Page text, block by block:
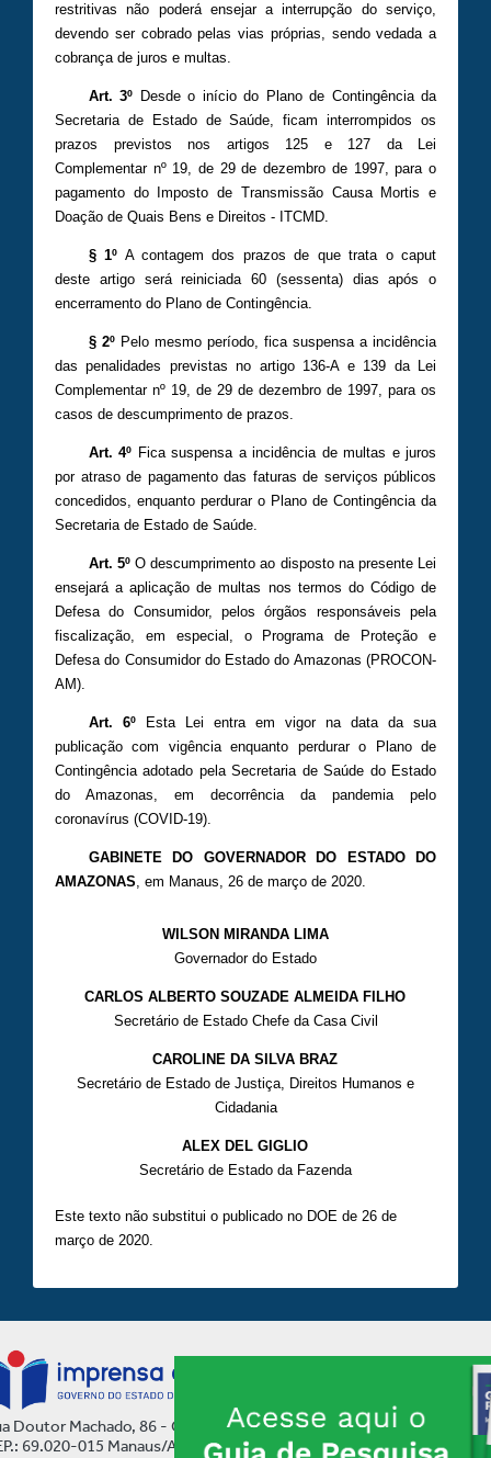
restritivas não poderá ensejar a interrupção do serviço,
devendo ser cobrado pelas vias próprias, sendo vedada a
cobrança de juros e multas.
Art. 3º Desde o início do Plano de Contingência da
Secretaria de Estado de Saúde, ficam interrompidos os
prazos previstos nos artigos 125 e 127 da Lei
Complementar nº 19, de 29 de dezembro de 1997, para o
pagamento do Imposto de Transmissão Causa Mortis e
Doação de Quais Bens e Direitos - ITCMD.
§ 1º A contagem dos prazos de que trata o caput
deste artigo será reiniciada 60 (sessenta) dias após o
encerramento do Plano de Contingência.
§ 2ºPelo mesmo período, fica suspensa a incidência
das penalidades previstas no artigo 136-A e 139 da Lei
Complementar nº 19, de 29 de dezembro de 1997, para os
casos de descumprimento de prazos.
Art. 4º Fica suspensa a incidência de multas e juros
por atraso de pagamento das faturas de serviços públicos
concedidos, enquanto perdurar o Plano de Contingência da
Secretaria de Estado de Saúde.
Art. 5ºO descumprimento ao disposto na presente Lei
ensejará a aplicação de multas nos termos do Código de
Defesa do Consumidor, pelos órgãos responsáveis pela
fiscalização, em especial, o Programa de Proteção e
Defesa do Consumidor do Estado do Amazonas (PROCON-
AM).
Art. 6ºEsta Lei entra em vigor na data da sua
publicação com vigência enquanto perdurar o Plano de
Contingência adotado pela Secretaria de Saúde do Estado
do Amazonas, em decorrência da pandemia pelo
coronavírus (COVID-19).
GABINETE DO GOVERNADOR DO ESTADO DO
AMAZONAS, em Manaus, 26 de março de 2020.
WILSON MIRANDA LIMA
Governador do Estado
CARLOS ALBERTO SOUZADE ALMEIDA FILHO
Secretário de Estado Chefe da Casa Civil
CAROLINE DA SILVA BRAZ
Secretário de Estado de Justiça, Direitos Humanos e
Cidadania
ALEX DEL GIGLIO
Secretário de Estado da Fazenda
Este texto não substitui o publicado no DOE de 26 de
março de 2020.
Doutor Machado, 86 - Centro
69.020-015 Manaus/AM